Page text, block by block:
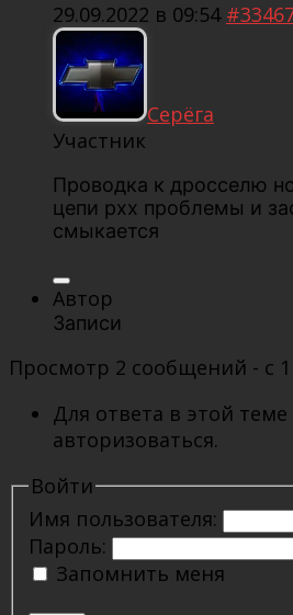
29.09.2022 в 09:54
Серёга
Участник
Проводка к дросселю
цепи рхх проблемы и
смыкается
Автор
Записи
Просмотр 2 сообщений - с 1
Для ответа в этой
авторизоваться.
Войти
Имя пользователя:
Пароль:
Запомнить меня